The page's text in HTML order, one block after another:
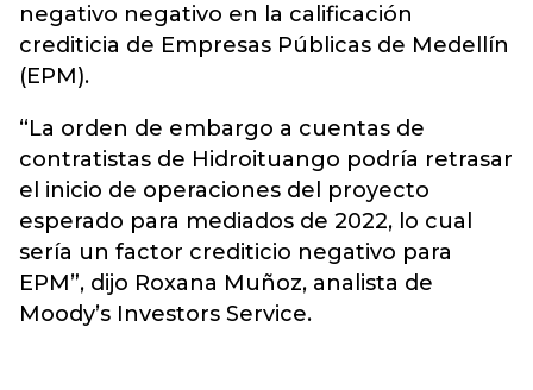
negativo negativo en la calificación
crediticia de Empresas Públicas de Medellín
(EPM).
“La orden de embargo a cuentas de
contratistas de Hidroituango podría retrasar
el inicio de operaciones del proyecto
esperado para mediados de 2022, lo cual
sería un factor crediticio negativo para
EPM”, dijo Roxana Muñoz, analista de
Moody’s Investors Service.